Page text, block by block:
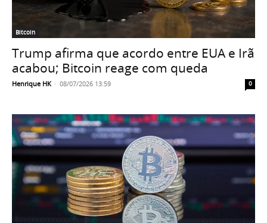
Bitcoin
Trump afirma que acordo entre EUA e Irã
acabou; Bitcoin reage com queda
Henrique HK - 08/07/2026 13:59 0